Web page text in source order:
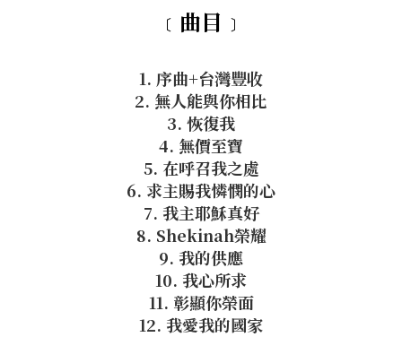
﹝曲目﹞
1. 序曲+台灣豐收
2. 無人能與你相比
3. 恢復我
4. 無價至寶
5. 在呼召我之處
6. 求主賜我憐憫的心
7. 我主耶穌真好
8. Shekinah榮耀
9. 我的供應
10. 我心所求
11. 彰顯你榮面
12. 我愛我的國家